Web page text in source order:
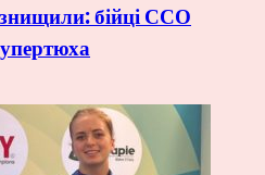
бійці ССО